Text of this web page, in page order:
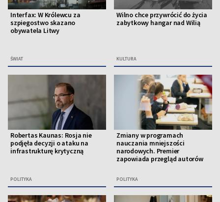
Interfax: W Królewcu za
szpiegostwo skazano
obywatela Litwy
ŚWIAT
Wilno chce przywrócić do życia
zabytkowy hangar nad Wilią
KULTURA
Robertas Kaunas: Rosja nie
podjęła decyzji o ataku na
infrastrukturę krytyczną
POLITYKA
Zmiany w programach
nauczania mniejszości
narodowych. Premier
zapowiada przegląd autorów
POLITYKA